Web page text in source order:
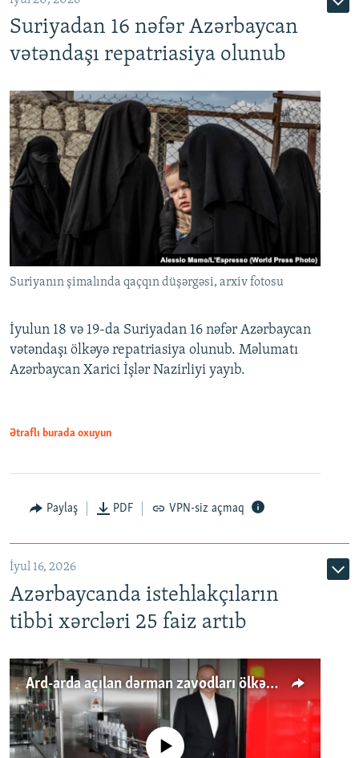
Suriyadan 16 nəfər Azərbaycan
vətəndaşı repatriasiya olunub
Suriyanın şimalında qaçqın düşərgəsi, arxiv fotosu
İyulun 18 və 19-da Suriyadan 16 nəfər Azərbaycan
vətəndaşı ölkəyə repatriasiya olunub. Məlumatı
Azərbaycan Xarici İşlər Nazirliyi yayıb.
Ətraflı burada oxuyun
Paylaş PDF VPN-siz açmaq
İyul 16, 2026
Azərbaycanda istehlakçıların
tibbi xərcləri 25 faiz artıb
Ard-arda açılan dərman zavodları ölkənin tələbatını ödəyirmi?
No media source currently available